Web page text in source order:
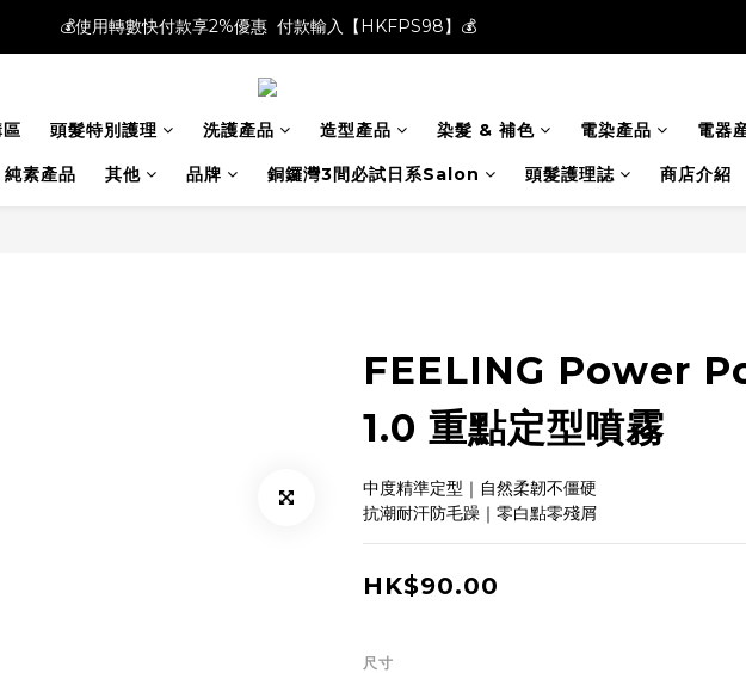
💰使用轉數快付款享2%優惠  付款輸入【HKFPS98】💰
💰使用轉數快付款享2%優惠  付款輸入【HKFPS98】💰
新註冊會員即享$20購物金｜全店滿$400本地免運費📦!
💰使用轉數快付款享2%優惠  付款輸入【HKFPS98】💰
頭髮特別護理 洗護產品 造型產品 染髮 & 補色 電染產品 電器
純素產品 其他 品牌 銅鑼灣3間必試日系Salon 頭髮護理誌 商店介紹
FEELING Power
1.0 重點定型噴霧
中度精準定型｜自然柔韌不僵硬
抗潮耐汗防毛躁｜零白點零殘屑
HK$90.00
尺寸